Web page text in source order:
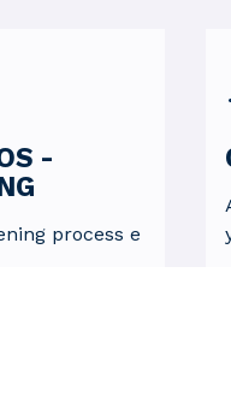
-
process e